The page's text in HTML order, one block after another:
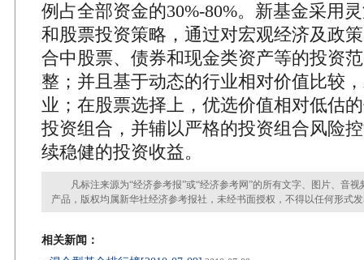
例占全部资金的30%-80%。新基金采用
和股票投资策略，通过对宏观经济及政
合中股票、债券和现金类资产等的投资
整；并且基于动态的行业相对价值比较
业；在股票选择上，优选价值相对低估
投资组合，并辅以严格的投资组合风险
续稳健的投资收益。
凡标注来源为“经济参考报”或“经济参考网”的所有文字、图片、音视
产品，版权均属新华社经济参考报社，未经书面授权，不得以任何形式
相关新闻：